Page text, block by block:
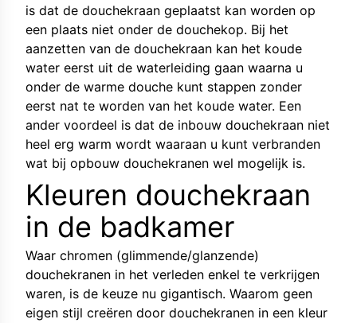
is dat de douchekraan geplaatst kan worden op
een plaats niet onder de douchekop. Bij het
aanzetten van de douchekraan kan het koude
water eerst uit de waterleiding gaan waarna u
onder de warme douche kunt stappen zonder
eerst nat te worden van het koude water. Een
ander voordeel is dat de inbouw douchekraan niet
heel erg warm wordt waaraan u kunt verbranden
wat bij opbouw douchekranen wel mogelijk is.
Kleuren douchekraan
in de badkamer
Waar chromen (glimmende/glanzende)
douchekranen in het verleden enkel te verkrijgen
waren, is de keuze nu gigantisch. Waarom geen
eigen stijl creëren door douchekranen in een kleur